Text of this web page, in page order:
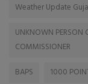
Weather Update
UNKNOWN PERSON
COMMISSIONER
BAPS
1000